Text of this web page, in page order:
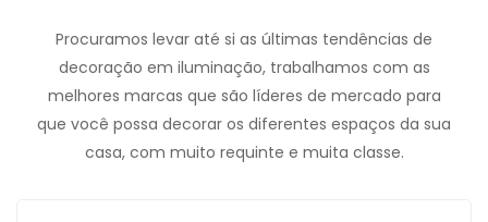
Procuramos levar até si as últimas tendências de
decoração em iluminação, trabalhamos com as
melhores marcas que são líderes de mercado para
que você possa decorar os diferentes espaços da sua
casa, com muito requinte e muita classe.